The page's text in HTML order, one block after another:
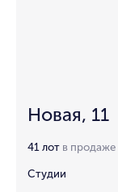
Новая, 11
41 лот в продаже
Студии